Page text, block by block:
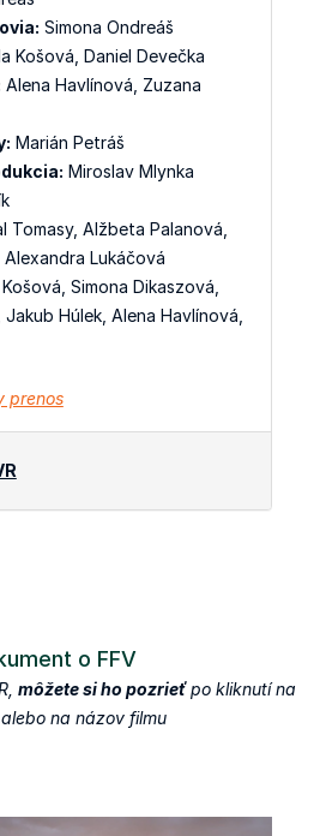
Simona Ondreáš
Košová, Daniel Devečka
Alena Havlínová, Zuzana
Marián Petráš
Miroslav Mlynka
Tomasy, Alžbeta Palanová,
Lukáčová
Simona Dikaszová,
Húlek, Alena Havlínová,
prenos
o FFV
môžete si ho pozrieťpo kliknutí na
na názov filmu